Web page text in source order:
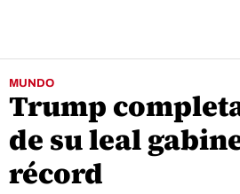
MUNDO
Trump
de su leal
récord